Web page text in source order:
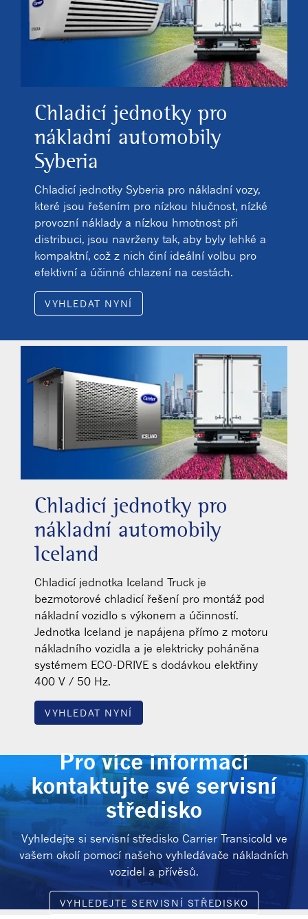
Chladicí jednotky pro
nákladní automobily
Syberia
Chladicí jednotky Syberia pro nákladní vozy,
které jsou řešením pro nízkou hlučnost, nízké
provozní náklady a nízkou hmotnost při
distribuci, jsou navrženy tak, aby byly lehké a
kompaktní, což z nich činí ideální volbu pro
efektivní a účinné chlazení na cestách.
VYHLEDAT NYNÍ
Chladicí jednotky pro
nákladní automobily
Iceland
Chladicí jednotka Iceland Truck je
bezmotorové chladicí řešení pro montáž pod
nákladní vozidlo s výkonem a účinností.
Jednotka Iceland je napájena přímo z motoru
nákladního vozidla a je elektricky poháněna
systémem ECO-DRIVE s dodávkou elektřiny
400 V / 50 Hz.
VYHLEDAT NYNÍ
Pro více informací
kontaktujte své servisní
středisko
Vyhledejte si servisní středisko Carrier Transicold ve
vašem okolí pomocí našeho vyhledávače nákladních
vozidel a přívěsů.
VYHLEDEJTE SERVISNÍ STŘEDISKO